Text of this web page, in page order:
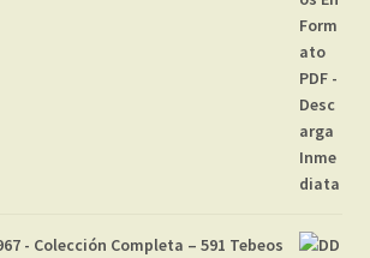
- Colección Completa – 591 Tebeos